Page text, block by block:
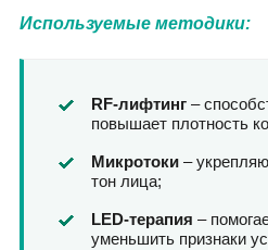
Используемые методики:
RF-лифтинг –
повышает плотность
Микротоки –
тон лица;
LED-терапия –
уменьшить признаки